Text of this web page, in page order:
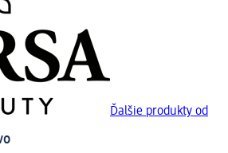
Ďalšie produkty od